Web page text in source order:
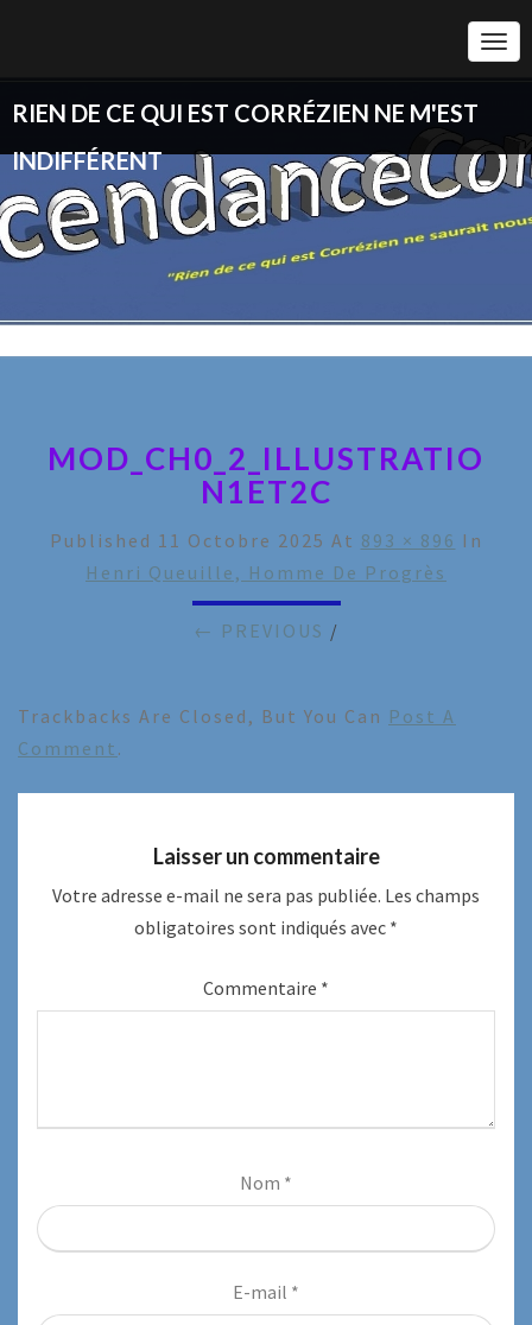
RIEN DE CE QUI EST CORRÉZIEN NE M'EST
INDIFFÉRENT
MOD_CH0_2_ILLUSTRATIO
N1ET2C
Published 11 Octobre 2025 At 893 × 896 In
Henri Queuille, Homme De Progrès
← PREVIOUS /
Trackbacks Are Closed, But You Can Post A
Comment .
Laisser un commentaire
Votre adresse e-mail ne sera pas publiée. Les champs
obligatoires sont indiqués avec *
Commentaire *
Nom *
E-mail *